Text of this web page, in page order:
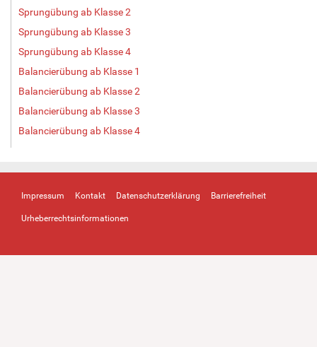
Sprungübung ab Klasse 2
Sprungübung ab Klasse 3
Sprungübung ab Klasse 4
Balancierübung ab Klasse 1
Balancierübung ab Klasse 2
Balancierübung ab Klasse 3
Balancierübung ab Klasse 4
Impressum Kontakt Datenschutzerklärung Barrierefreiheit
Urheberrechtsinformationen